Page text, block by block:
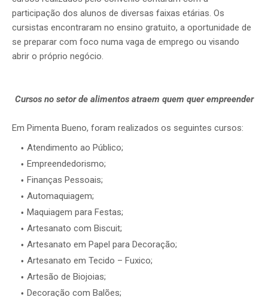
participação dos alunos de diversas faixas etárias. Os
cursistas encontraram no ensino gratuito, a oportunidade de
se preparar com foco numa vaga de emprego ou visando
abrir o próprio negócio.
Cursos no setor de alimentos atraem quem quer empreender
Em Pimenta Bueno, foram realizados os seguintes cursos:
Atendimento ao Público;
Empreendedorismo;
Finanças Pessoais;
Automaquiagem;
Maquiagem para Festas;
Artesanato com Biscuit;
Artesanato em Papel para Decoração;
Artesanato em Tecido – Fuxico;
Artesão de Biojoias;
Decoração com Balões;